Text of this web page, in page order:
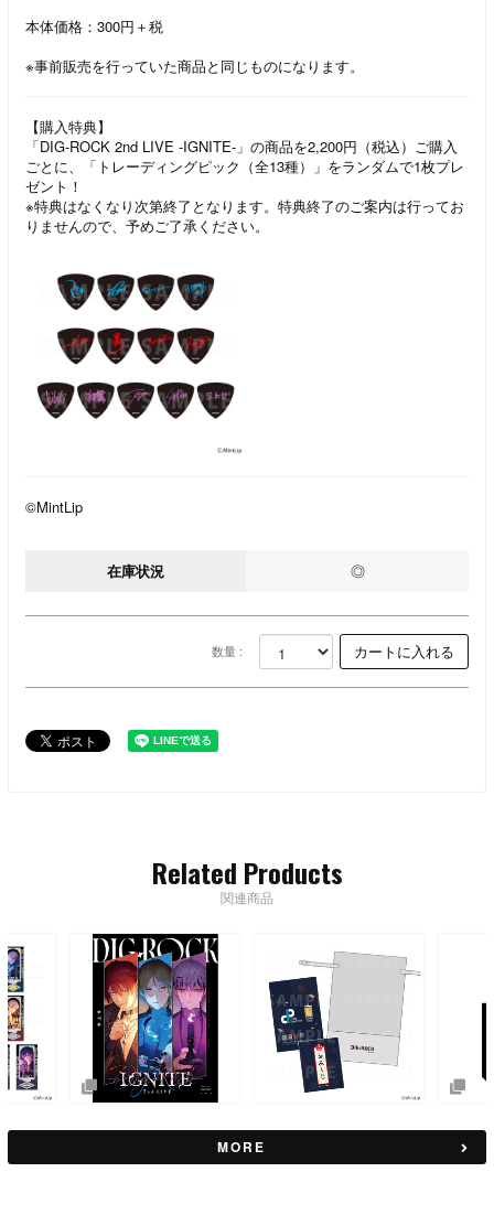
本体価格：300円＋税
※事前販売を行っていた商品と同じものになります。
【購入特典】
「DIG-ROCK 2nd LIVE -IGNITE-」の商品を2,200円（税込）ご購入
ごとに、「トレーディングピック（全13種）」をランダムで1枚プレ
ゼント！
※特典はなくなり次第終了となります。特典終了のご案内は行ってお
りませんので、予めご了承ください。
©MintLip
在庫状況 ◎
数量 :
Related Products
関連商品
MORE